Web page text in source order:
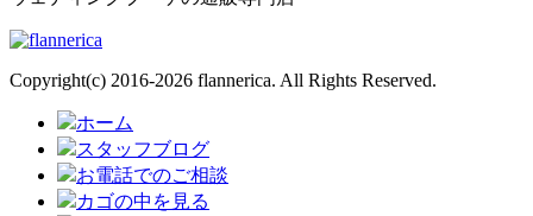
Copyright(c) 2016-2026 flannerica. All Rights Reserved.
ホーム
スタッフブログ
お電話でのご相談
カゴの中を見る